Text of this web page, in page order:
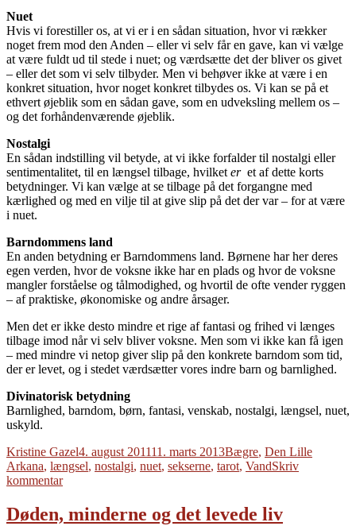
Nuet
Hvis vi forestiller os, at vi er i en sådan situation, hvor vi rækker
noget frem mod den Anden – eller vi selv får en gave, kan vi vælge
at være fuldt ud til stede i nuet; og værdsætte det der bliver os givet
– eller det som vi selv tilbyder. Men vi behøver ikke at være i en
konkret situation, hvor noget konkret tilbydes os. Vi kan se på et
ethvert øjeblik som en sådan gave, som en udveksling mellem os –
og det forhåndenværende øjeblik.
Nostalgi
En sådan indstilling vil betyde, at vi ikke forfalder til nostalgi eller
sentimentalitet, til en længsel tilbage, hvilket er et af dette korts
betydninger. Vi kan vælge at se tilbage på det forgangne med
kærlighed og med en vilje til at give slip på det der var – for at være
i nuet.
Barndommens land
En anden betydning er Barndommens land. Børnene har her deres
egen verden, hvor de voksne ikke har en plads og hvor de voksne
mangler forståelse og tålmodighed, og hvortil de ofte vender ryggen
– af praktiske, økonomiske og andre årsager.
Men det er ikke desto mindre et rige af fantasi og frihed vi længes
tilbage imod når vi selv bliver voksne. Men som vi ikke kan få igen
– med mindre vi netop giver slip på den konkrete barndom som tid,
der er levet, og i stedet værdsætter vores indre barn og barnlighed.
Divinatorisk betydning
Barnlighed, barndom, børn, fantasi, venskab, nostalgi, længsel, nuet,
uskyld.
Forfatter
Kristine GazelUdgivet
4. august 201111. marts 2013Tags
Bægre, Den Lille
Arkana, længsel, nostalgi, nuet, sekserne, tarot, VandSkriv
kommentartil
Døden, minderne og det levede liv